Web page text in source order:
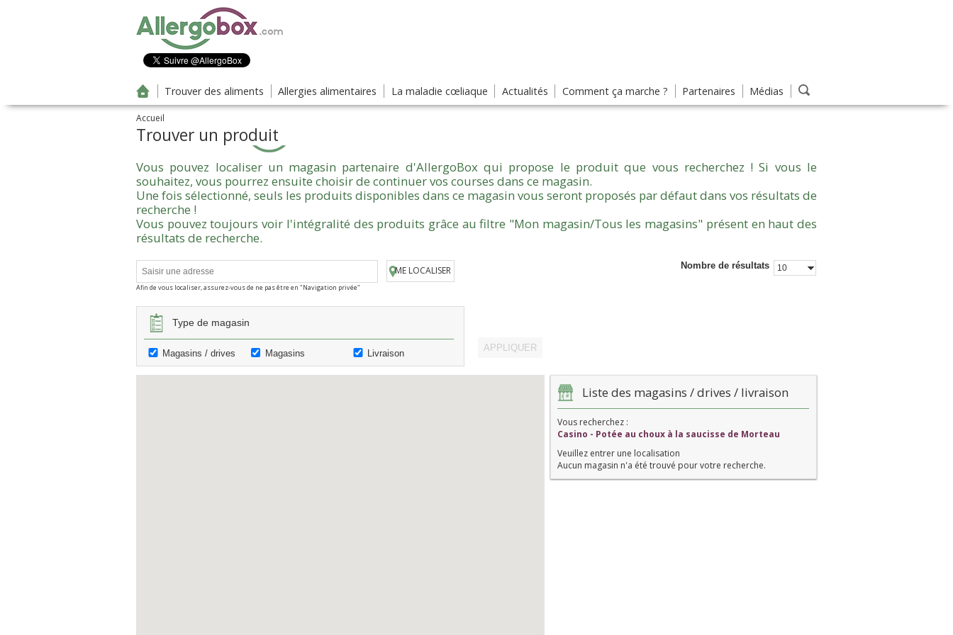
Trouver des aliments Allergies alimentaires La maladie cœliaque Actualités Comment ça marche ? Partenaires Médias
Accueil
Trouver un produit
Vous pouvez localiser un magasin partenaire d'AllergoBox qui propose le produit que vous recherchez ! Si vous le
souhaitez, vous pourrez ensuite choisir de continuer vos courses dans ce magasin.
Une fois sélectionné, seuls les produits disponibles dans ce magasin vous seront proposés par défaut dans vos résultats de
recherche !
Vous pouvez toujours voir l'intégralité des produits grâce au filtre "Mon magasin/Tous les magasins" présent en haut des
résultats de recherche.
Afin de vous localiser, assurez-vous de ne pas être en "Navigation privée"
ME LOCALISER
Type de magasin
Magasins / drives Magasins Livraison
Nombre de résultats 10
Liste des magasins / drives / livraison
Vous recherchez :
Casino - Potée au choux à la saucisse de Morteau
Veuillez entrer une localisation
Aucun magasin n'a été trouvé pour votre recherche.